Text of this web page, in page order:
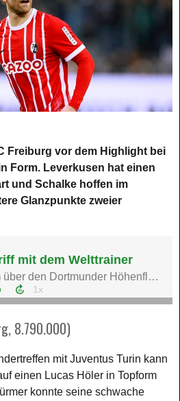
Freiburg vor dem Highlight bei
Form. Leverkusen hat einen
und Schalke hoffen im
Glanzpunkte zweier
8.790.000)
mit Juventus Turin kann
einen Lucas Höler in Topform
konnte seine schwache